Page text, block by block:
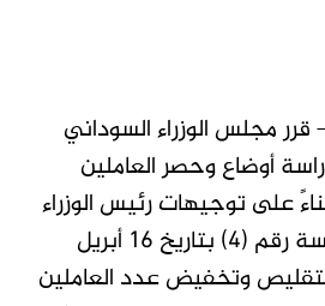
مجلس الوزراء السوداني
أوضاع وحصر العاملين
على توجيهات رئيس الوزراء
كامل إدريس في الجلسة رقم (4) بتاريخ 16 أبريل
لتقليص وتخفيض عدد العاملين